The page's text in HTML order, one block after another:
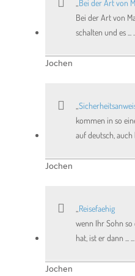
Bei der Art von
Bei der Art von
schalten und es ... ...
Jochen
kommen in so
auf deutsch, auch
Jochen
Reisefaehig
wenn Ihr Sohn
hat, ist er dann ... ...
Jochen